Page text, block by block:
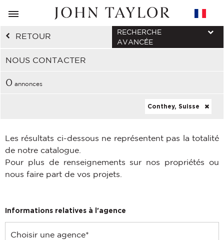
RETOUR
NOUS CONTACTER
RECHERCHE
AVANCÉE
0 annonces
Conthey, Suisse
Les résultats ci-dessous ne représentent pas la totalité
de notre catalogue.
Pour plus de renseignements sur nos propriétés ou
nous faire part de vos projets.
Informations relatives à l'agence